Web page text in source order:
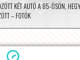
KÉT AUTÓ A 85-ÖSÖN,
– FOTÓK